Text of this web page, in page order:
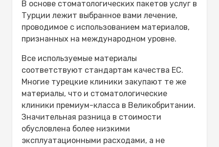
В основе стоматологических пакетов услуг в
Турции лежит выбранное вами лечение,
проводимое с использованием материалов,
признанных на международном уровне.
Все используемые материалы
соответствуют стандартам качества ЕС.
Многие турецкие клиники закупают те же
материалы, что и стоматологические
клиники премиум-класса в Великобритании.
Значительная разница в стоимости
обусловлена более низкими
эксплуатационными расходами, а не